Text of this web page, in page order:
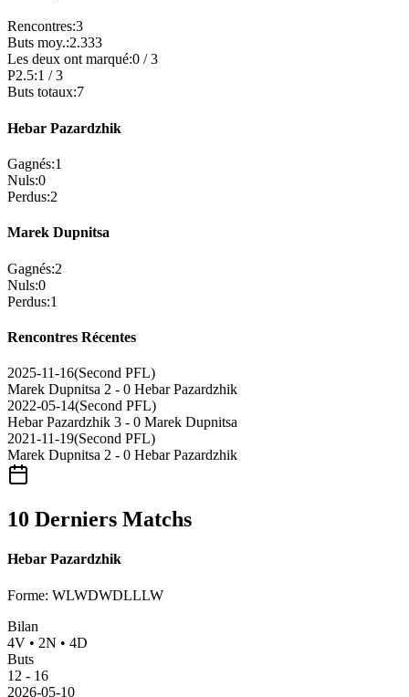
Rencontres:3
Buts moy.:2.333
Les deux ont marqué:0 /3
P2.5:1 /3
Buts totaux:7
Hebar Pazardzhik
Gagnés:1
Nuls:0
Perdus:2
Marek Dupnitsa
Gagnés:2
Nuls:0
Perdus:1
Rencontres Récentes
2025-11-16(Second PFL)
Marek Dupnitsa 2 - 0 Hebar Pazardzhik
2022-05-14(Second PFL)
Hebar Pazardzhik 3 - 0 Marek Dupnitsa
2021-11-19(Second PFL)
Marek Dupnitsa 2 - 0 Hebar Pazardzhik
10 Derniers Matchs
Hebar Pazardzhik
Forme: WLWDWDLLLW
Bilan
4V • 2N • 4D
Buts
12 - 16
2026-05-10